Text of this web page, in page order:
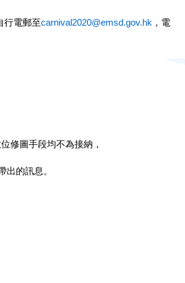
行電郵至carnival2020@emsd.gov.hk ，電
修圖手段均不為接納，
的訊息。